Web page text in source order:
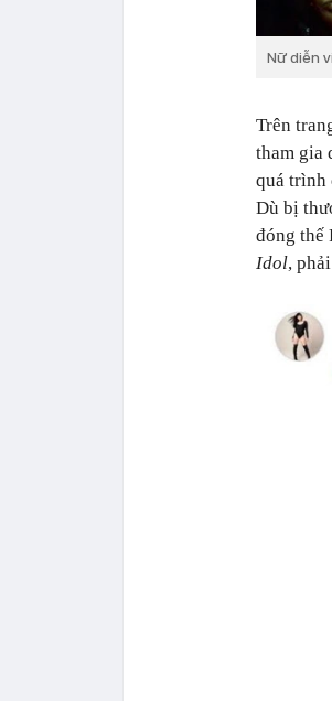
Nữ diễn
Trên
tham gia
quá trình
Dù bị
đóng thế
Idol,